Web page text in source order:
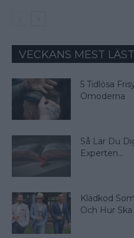
VECKANS MEST
5 Tidlösa
Omoderna
Så Lär Du
Experten...
Klädkod
Och Hur Ska